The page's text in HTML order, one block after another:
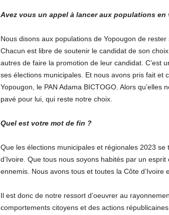
Avez vous un appel à lancer aux populations
Nous disons aux populations de Yopougon de
Chacun est libre de soutenir le candidat de son
autres de faire la promotion de leur candidat. C’est
ses élections municipales. Et nous avons pris fait et
Yopougon, le PAN Adama BICTOGO. Alors qu’elles
pavé pour lui, qui reste notre choix.
Quel est votre mot de fin ?
Que les élections municipales et régionales 2023
d’Ivoire. Que tous nous soyons habités par un
ennemis. Nous avons tous et toutes la Côte d’Ivoire
Il est donc de notre ressort d’oeuvrer au
comportements citoyens et des actions